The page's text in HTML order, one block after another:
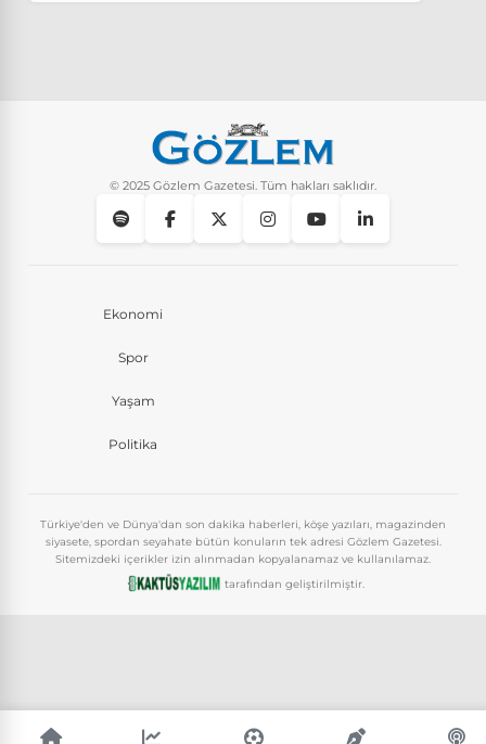
Instagram’da keşfet nasıl temizlenir?
© 2025 Gözlem Gazetesi. Tüm hakları saklıdır.
Ekonomi
Spor
Yaşam
Politika
Türkiye'den ve Dünya'dan son dakika haberleri, köşe yazıları, magazinden
siyasete, spordan seyahate bütün konuların tek adresi Gözlem Gazetesi.
Sitemizdeki içerikler izin alınmadan kopyalanamaz ve kullanılamaz.
tarafından geliştirilmiştir.